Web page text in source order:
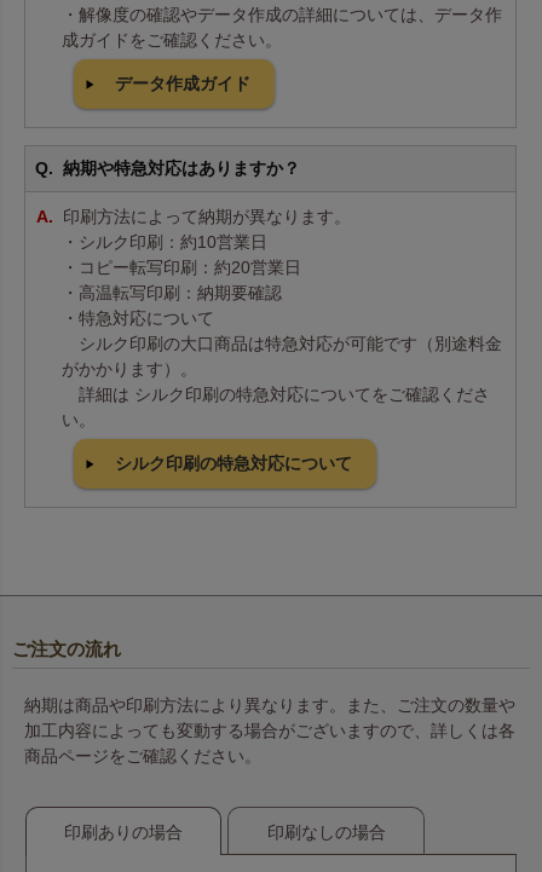
・解像度の確認やデータ作成の詳細については、データ作
成ガイドをご確認ください。
データ作成ガイド
納期や特急対応はありますか？
印刷方法によって納期が異なります。
・シルク印刷：約10営業日
・コピー転写印刷：約20営業日
・高温転写印刷：納期要確認
・特急対応について
シルク印刷の大口商品は特急対応が可能です（別途料金
がかかります）。
詳細は シルク印刷の特急対応についてをご確認くださ
い。
シルク印刷の特急対応について
ご注文の流れ
納期は商品や印刷方法により異なります。また、ご注文の数量や
加工内容によっても変動する場合がございますので、詳しくは各
商品ページをご確認ください。
印刷ありの場合 印刷なしの場合